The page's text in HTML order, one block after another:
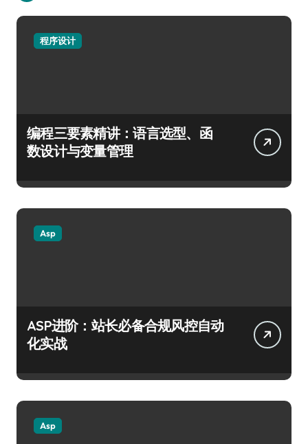
程序设计
编程三要素精讲：语言选型、函
数设计与变量管理
Asp
ASP进阶：站长必备合规风控自动
化实战
Asp